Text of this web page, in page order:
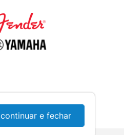
continuar e fechar